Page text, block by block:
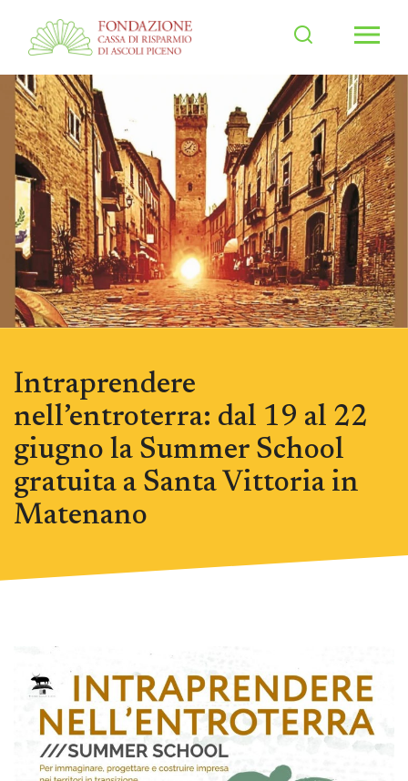
Intraprendere
nell’entroterra: dal 19 al 22
giugno la Summer School
gratuita a Santa Vittoria in
Matenano